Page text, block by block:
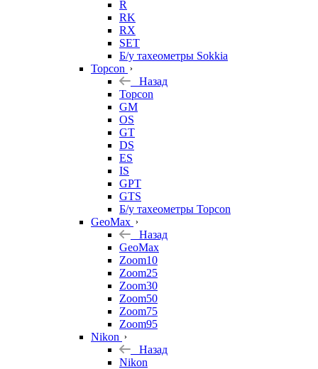
R
RK
RX
SET
Б/у тахеометры Sokkia
Topcon
Назад
Topcon
GM
OS
GT
DS
ES
IS
GPT
GTS
Б/у тахеометры Topcon
GeoMax
Назад
GeoMax
Zoom10
Zoom25
Zoom30
Zoom50
Zoom75
Zoom95
Nikon
Назад
Nikon